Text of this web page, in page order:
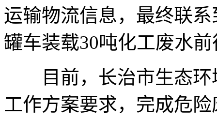
运输物流信息，最终联
罐车装载30吨化工废水
目前，长治市生态环
工作方案要求，完成危